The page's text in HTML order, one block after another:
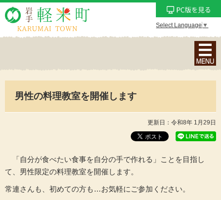
Select Language ▼
ナ
ビ
ン
メ
ュ
男性の料理教室を開催します
更新日：令和8年 1月29日
「自分が食べたい食事を自分の手で作れる」ことを目指し
て、男性限定の料理教室を開催します。
常連さんも、初めての方も…お気軽にご参加ください。